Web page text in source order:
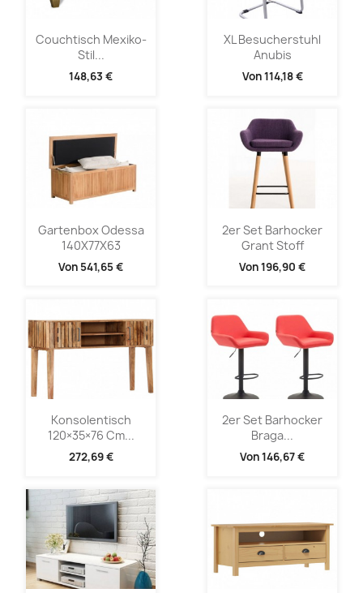
Couchtisch Mexiko-
Stil...
148,63 €
XL Besucherstuhl
Anubis
Von114,18 €
Gartenbox Odessa
140X77X63
Von 541,65 €
2er Set Barhocker
Grant Stoff
Von196,90 €
Konsolentisch
120×35×76 Cm...
272,69 €
2er Set Barhocker
Braga...
Von146,67 €